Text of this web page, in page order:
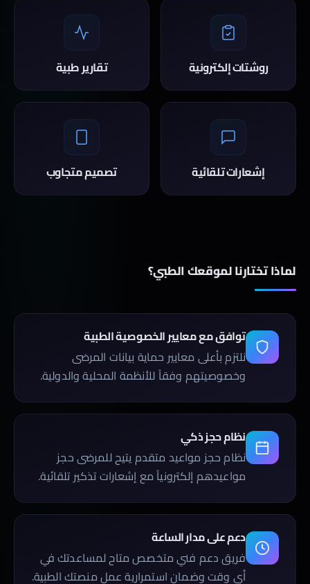
روشتات إلكترونية تقارير طبية
إشعارات تلقائية تصميم متجاوب
لماذا تختارنا لموقعك الطبي؟
توافق مع معايير الخصوصية الطبية
نلتزم بأعلى معايير حماية بيانات المرضى
وخصوصيتهم وفقاً للأنظمة المحلية والدولية.
نظام حجز ذكي
نظام حجز مواعيد متقدم يتيح للمرضى حجز
مواعيدهم إلكترونياً مع إشعارات تذكير تلقائية.
دعم على مدار الساعة
فريق دعم فني متخصص متاح لمساعدتك في
أي وقت وضمان استمرارية عمل منصتك الطبية.